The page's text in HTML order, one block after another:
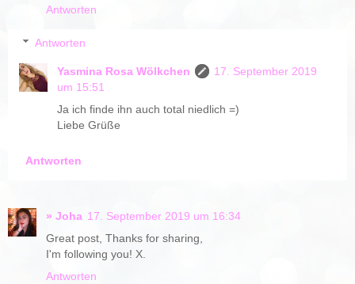
Antworten
Antworten
Yasmina Rosa Wölkchen
17. September 2019
um 15:51
Ja ich finde ihn auch total niedlich =)
Liebe Grüße
Antworten
» Joha 17. September 2019 um 16:34
Great post, Thanks for sharing,
I'm following you! X.
Antworten